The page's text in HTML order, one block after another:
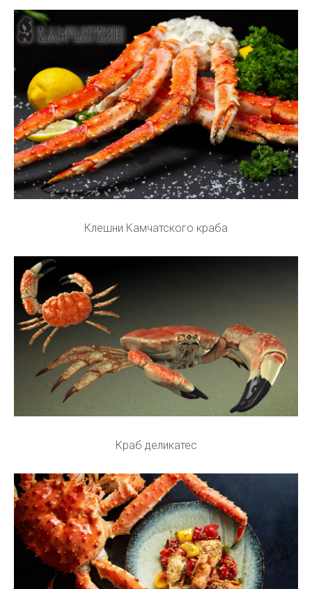
Клешни Камчатского краба
Краб деликатес